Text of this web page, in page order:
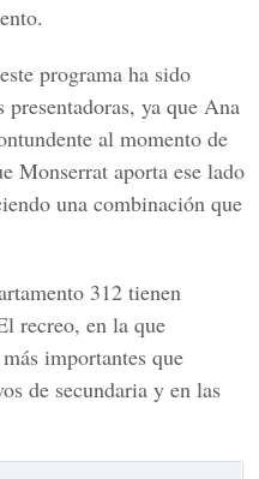
programa ha sido
ya que Ana
al momento de
Monserrat aporta ese lado
una combinación que
312 tienen
recreo, en la que
importantes que
de secundaria y en las